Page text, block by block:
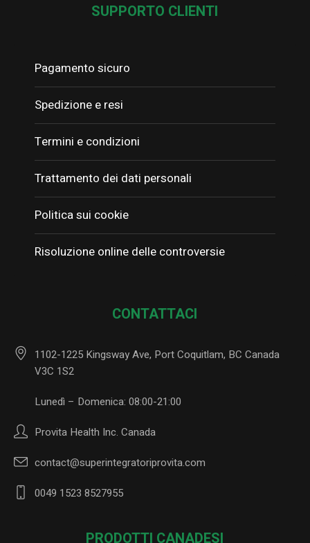
SUPPORTO CLIENTI
Pagamento sicuro
Spedizione e resi
Termini e condizioni
Trattamento dei dati personali
Politica sui cookie
Risoluzione online delle controversie
CONTATTACI
1102-1225 Kingsway Ave, Port Coquitlam, BC Canada
V3C 1S2
Lunedì – Domenica: 08:00-21:00
Provita Health Inc. Canada
contact@superintegratoriprovita.com
0049 1523 8527955
PRODOTTI CANADESI